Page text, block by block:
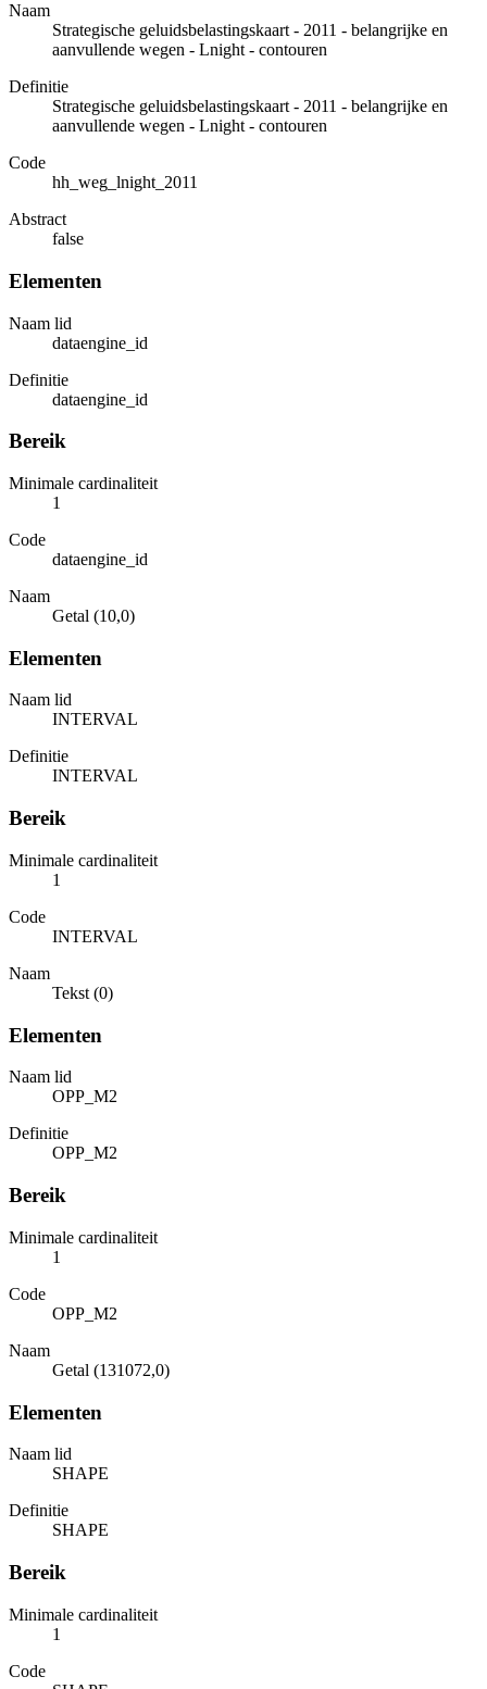
Naam
Strategische geluidsbelastingskaart - 2011 - belangrijke en
aanvullende wegen - Lnight - contouren
Definitie
Strategische geluidsbelastingskaart - 2011 - belangrijke en
aanvullende wegen - Lnight - contouren
Code
hh_weg_lnight_2011
Abstract
false
Elementen
Naam lid
dataengine_id
Definitie
dataengine_id
Bereik
Minimale cardinaliteit
1
Code
dataengine_id
Naam
Getal (10,0)
Elementen
Naam lid
INTERVAL
Definitie
INTERVAL
Bereik
Minimale cardinaliteit
1
Code
INTERVAL
Naam
Tekst (0)
Elementen
Naam lid
OPP_M2
Definitie
OPP_M2
Bereik
Minimale cardinaliteit
1
Code
OPP_M2
Naam
Getal (131072,0)
Elementen
Naam lid
SHAPE
Definitie
SHAPE
Bereik
Minimale cardinaliteit
1
Code